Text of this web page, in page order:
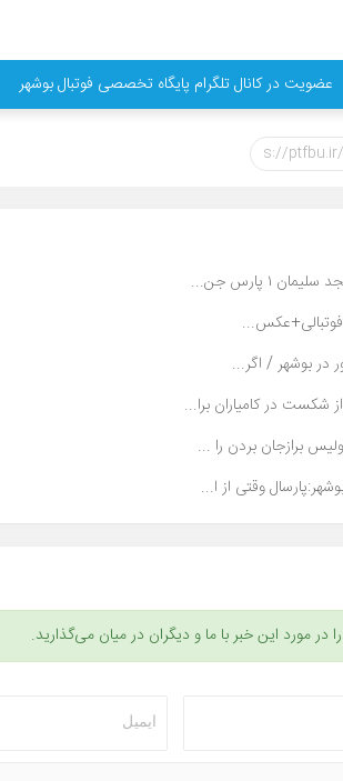
عضویت در کانال تلگرام پایگاه تخصصی فوتبال بوشهر
پارس جن...
در بوشهر / اگر...
در کامیاران برا...
برازجان بردن را ...
وقتی از ا...
در مورد این خبر با ما و دیگران در میان می‌گذارید.